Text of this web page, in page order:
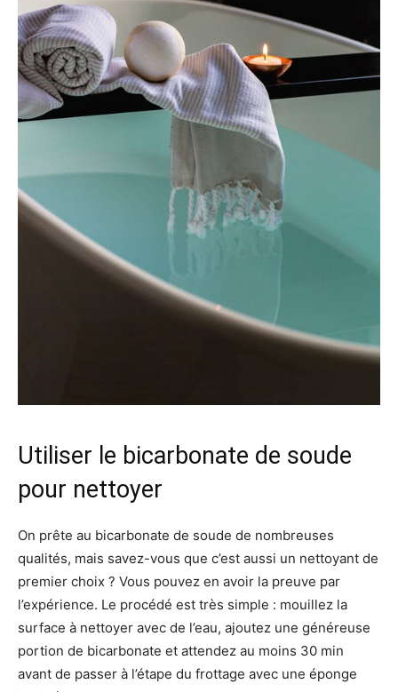
Utiliser le bicarbonate de soude
pour nettoyer
On prête au bicarbonate de soude de nombreuses
qualités, mais savez-vous que c’est aussi un nettoyant de
premier choix ? Vous pouvez en avoir la preuve par
l’expérience. Le procédé est très simple : mouillez la
surface à nettoyer avec de l’eau, ajoutez une généreuse
portion de bicarbonate et attendez au moins 30 min
avant de passer à l’étape du frottage avec une éponge